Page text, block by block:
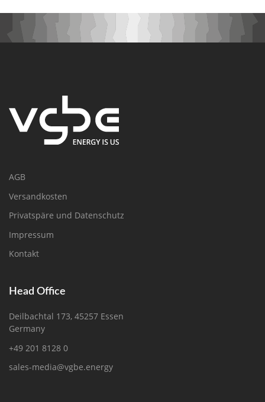
AGB
Versandkosten
Privatspäre und Datenschutz
Impressum
Kontakt
Head Office
Deilbachtal 173, 45257 Essen
Germany
+49 201 8128 0
sales-media@vgbe.energy